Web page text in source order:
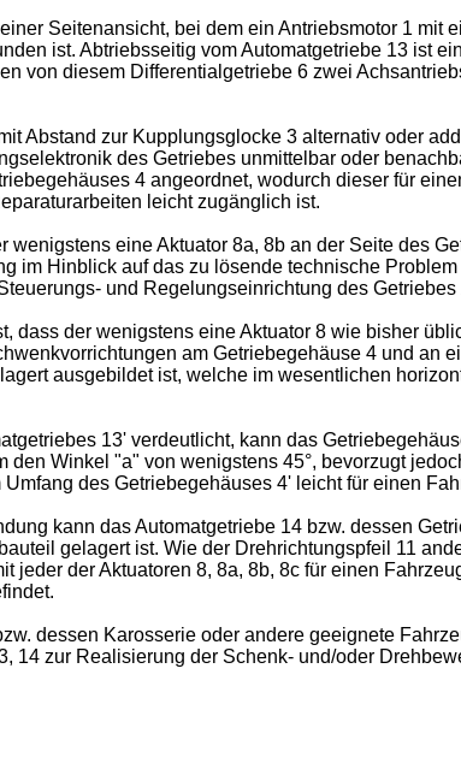
Seitenansicht, bei dem ein Antriebsmotor 1 mit
ist. Abtriebsseitig vom Automatgetriebe 13 ist
von diesem Differentialgetriebe 6 zwei
Abstand zur Kupplungsglocke 3 alternativ oder
des Getriebes unmittelbar oder
4 angeordnet, wodurch dieser für
leicht zugänglich ist.
eine Aktuator 8a, 8b an der Seite des
im Hinblick auf das zu lösende technische
und Regelungseinrichtung des Getriebes
dass der wenigstens eine Aktuator 8 wie bisher
am Getriebegehäuse 4 und an
ausgebildet ist, welche im wesentlichen
13' verdeutlicht, kann das
Winkel "a" von wenigstens 45°, bevorzugt
des Getriebegehäuses 4' leicht für einen
kann das Automatgetriebe 14 bzw. dessen
gelagert ist. Wie der Drehrichtungspfeil 11
der Aktuatoren 8, 8a, 8b, 8c für einen
dessen Karosserie oder andere geeignete
14 zur Realisierung der Schenk- und/oder